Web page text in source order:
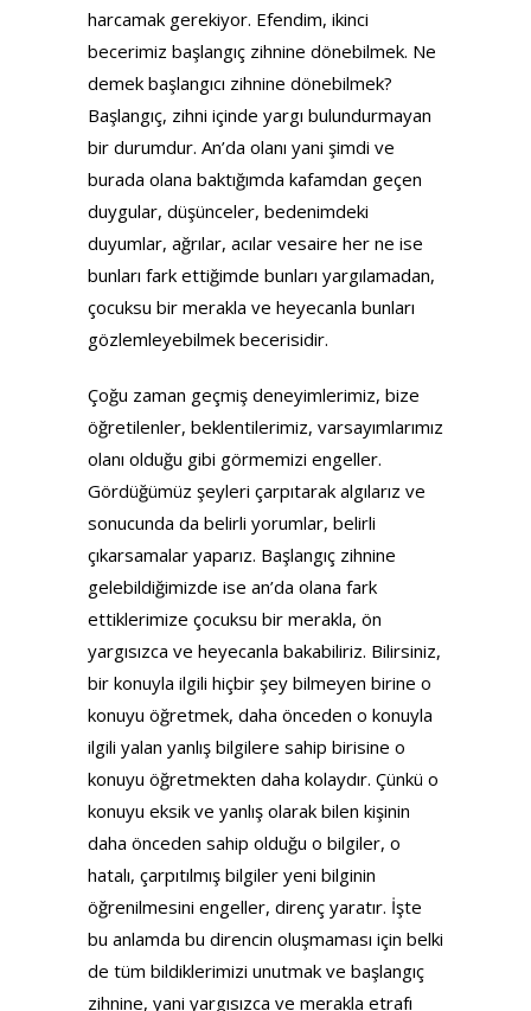
harcamak gerekiyor. Efendim, ikinci
becerimiz başlangıç zihnine dönebilmek. Ne
demek başlangıcı zihnine dönebilmek?
Başlangıç, zihni içinde yargı bulundurmayan
bir durumdur. An’da olanı yani şimdi ve
burada olana baktığımda kafamdan geçen
duygular, düşünceler, bedenimdeki
duyumlar, ağrılar, acılar vesaire her ne ise
bunları fark ettiğimde bunları yargılamadan,
çocuksu bir merakla ve heyecanla bunları
gözlemleyebilmek becerisidir.
Çoğu zaman geçmiş deneyimlerimiz, bize
öğretilenler, beklentilerimiz, varsayımlarımız
olanı olduğu gibi görmemizi engeller.
Gördüğümüz şeyleri çarpıtarak algılarız ve
sonucunda da belirli yorumlar, belirli
çıkarsamalar yaparız. Başlangıç zihnine
gelebildiğimizde ise an’da olana fark
ettiklerimize çocuksu bir merakla, ön
yargısızca ve heyecanla bakabiliriz. Bilirsiniz,
bir konuyla ilgili hiçbir şey bilmeyen birine o
konuyu öğretmek, daha önceden o konuyla
ilgili yalan yanlış bilgilere sahip birisine o
konuyu öğretmekten daha kolaydır. Çünkü o
konuyu eksik ve yanlış olarak bilen kişinin
daha önceden sahip olduğu o bilgiler, o
hatalı, çarpıtılmış bilgiler yeni bilginin
öğrenilmesini engeller, direnç yaratır. İşte
bu anlamda bu direncin oluşmaması için belki
de tüm bildiklerimizi unutmak ve başlangıç
zihnine, yani yargısızca ve merakla etrafı